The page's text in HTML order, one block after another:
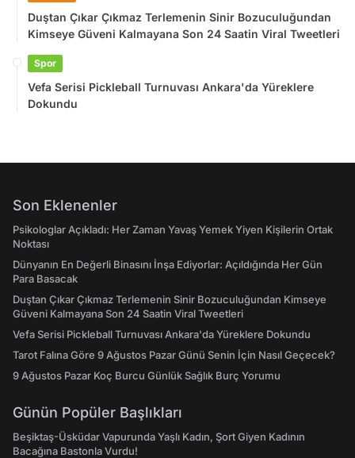
Duştan Çıkar Çıkmaz Terlemenin Sinir Bozuculuğundan
Kimseye Güveni Kalmayana Son 24 Saatin Viral Tweetleri
Spor
Vefa Serisi Pickleball Turnuvası Ankara'da Yüreklere
Dokundu
Son Eklenenler
Psikologlar Açıkladı: Her Zaman Yavaş Yemek Yiyen Kişilerin Ortak
Noktası
Dünyanın En Değerli Binasını İnşa Ediyorlar: Açıldığında Her Gün
Para Basacak
Duştan Çıkar Çıkmaz Terlemenin Sinir Bozuculuğundan Kimseye
Güveni Kalmayana Son 24 Saatin Viral Tweetleri
Vefa Serisi Pickleball Turnuvası Ankara'da Yüreklere Dokundu
Tarot Falına Göre 9 Ağustos Pazar Günü Senin İçin Nasıl Geçecek?
9 Ağustos Pazar Koç Burcu Günlük Sağlık Burç Yorumu
Günün Popüler Başlıkları
Beşiktaş-Üsküdar Vapurunda Yaşlı Kadın, Şort Giyen Kadının
Bacağına Bastonla Vurdu!